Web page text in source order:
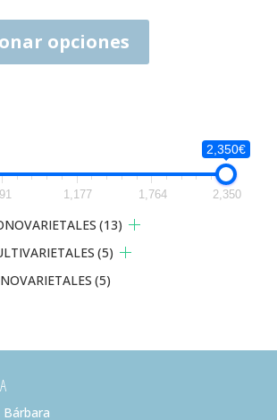
opciones
pueden
elegir
2,350€
1,177 1,764 2,350
(13)
(5)
(5)
Bárbara